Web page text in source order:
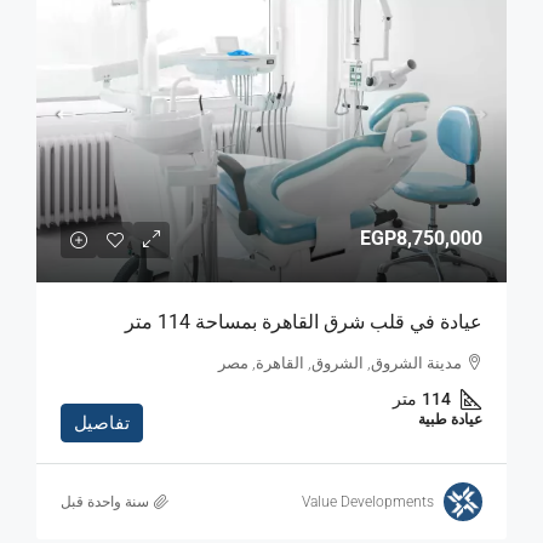
EGP8,750,000
عيادة في قلب شرق القاهرة بمساحة 114 متر
مدينة الشروق, الشروق, القاهرة, مصر
114 متر
عيادة طبية تفاصيل
Value Developments ‏سنة واحدة قبل